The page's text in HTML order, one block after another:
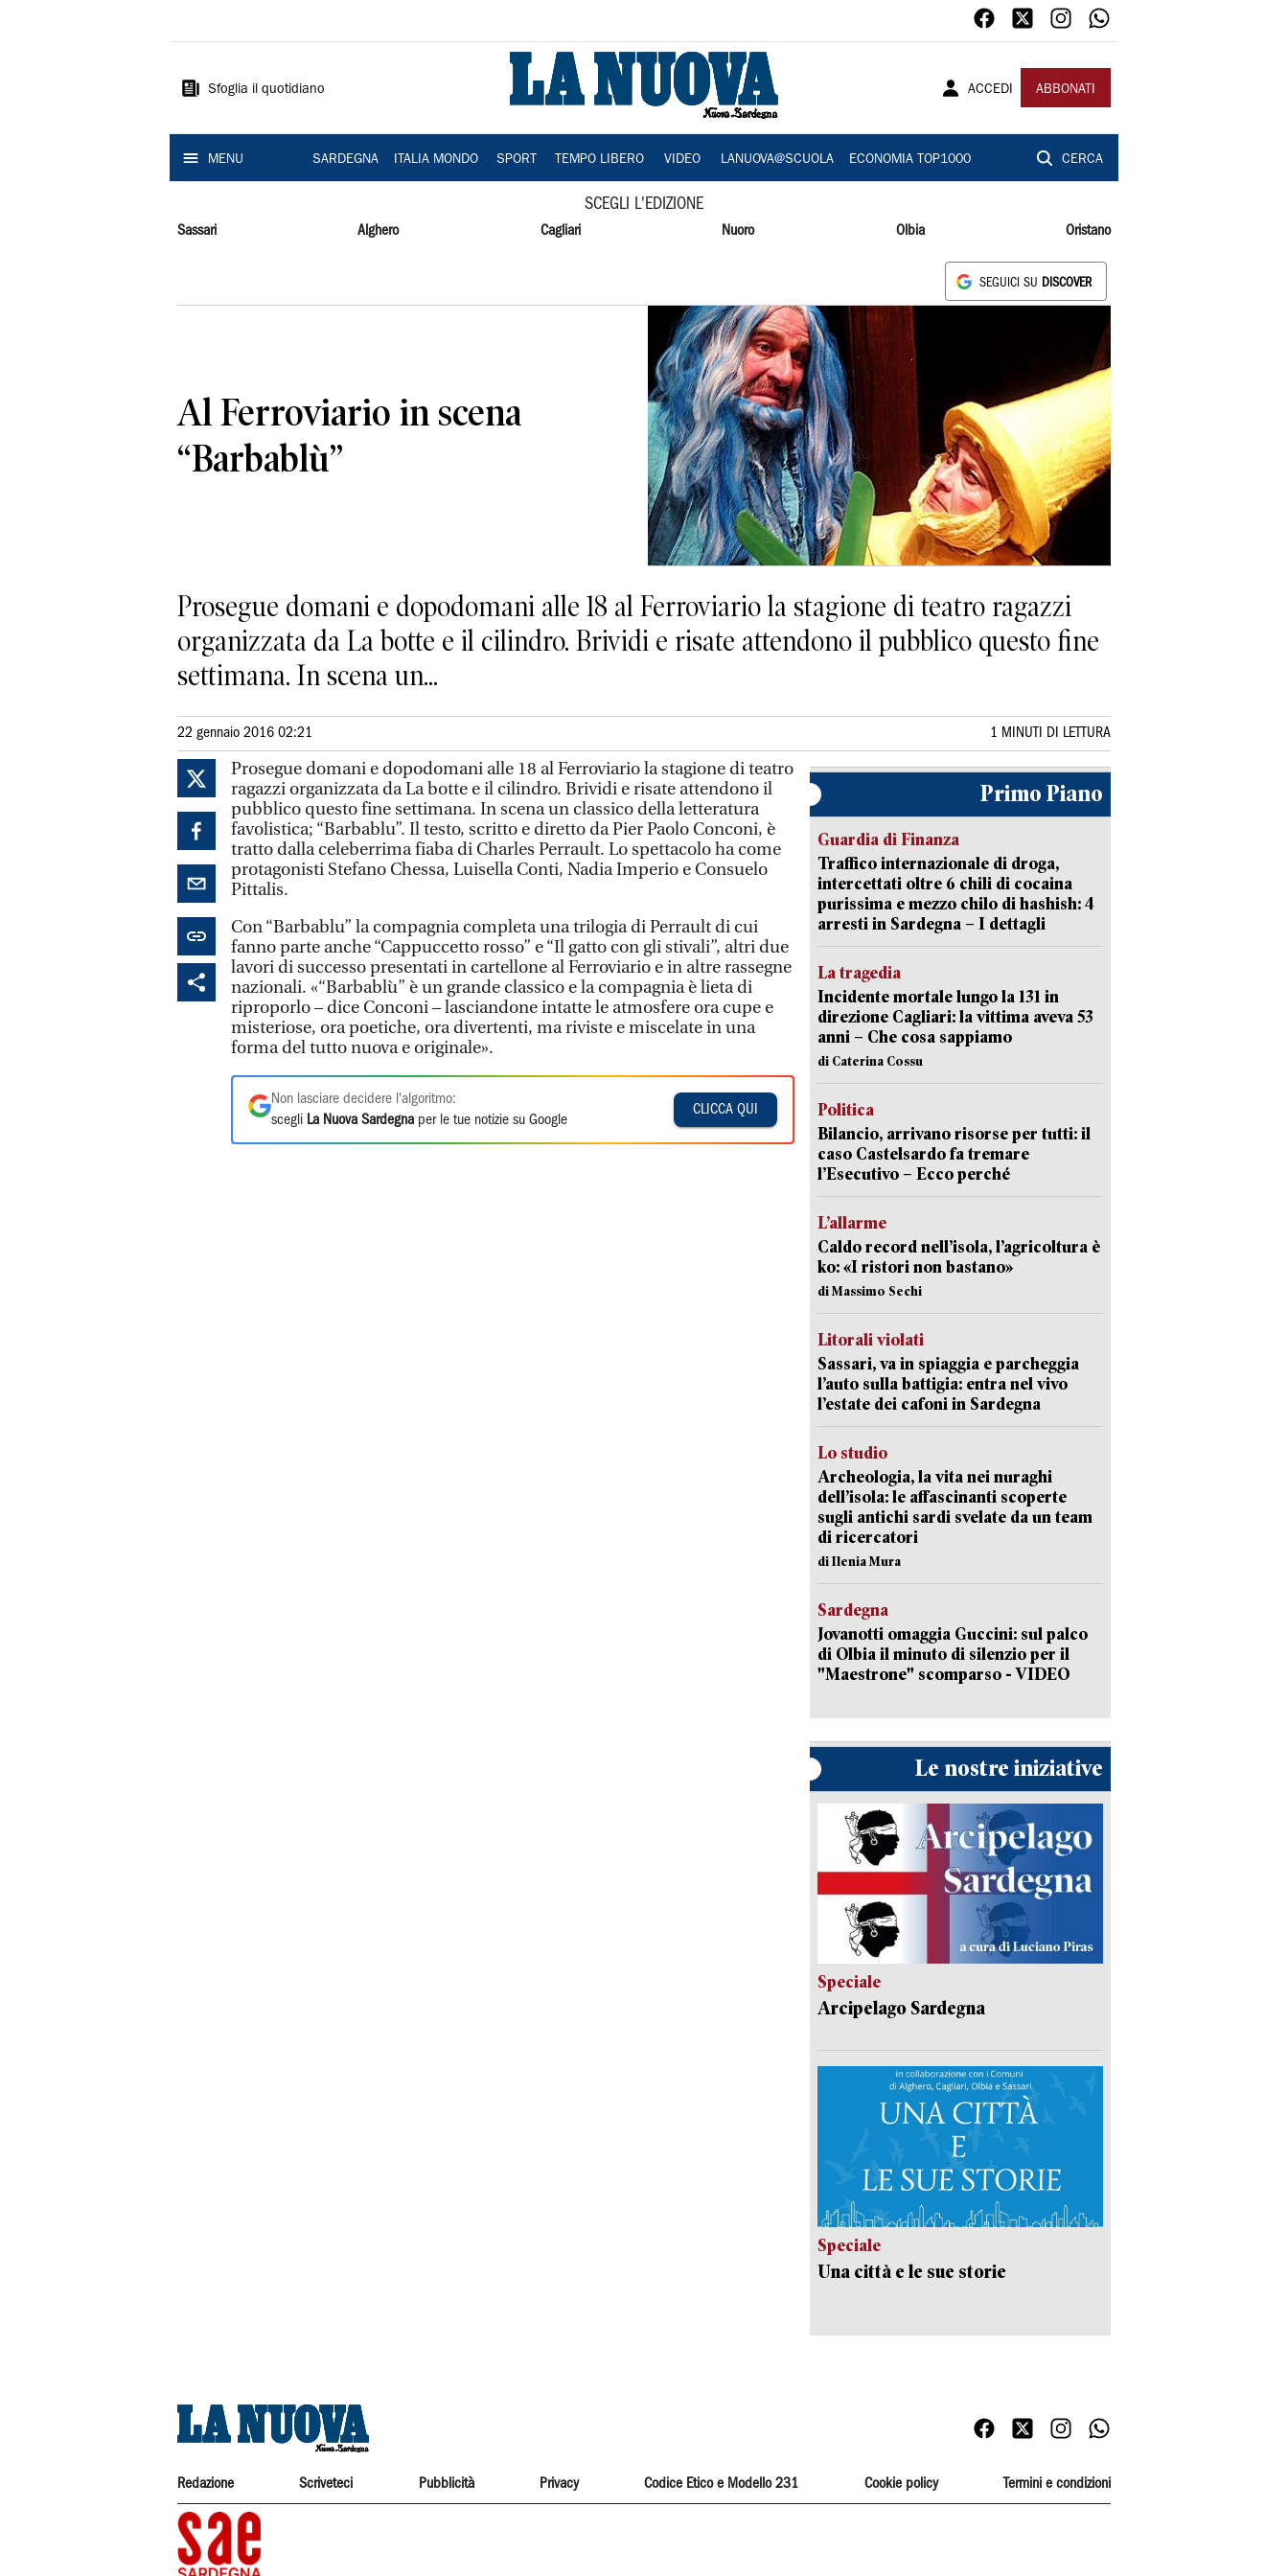
Sardegna
Sfoglia il quotidiano ACCEDI ABBONATI
MENU SARDEGNA ITALIA MONDO SPORT TEMPO LIBERO VIDEO LANUOVA@SCUOLA ECONOMIA TOP1000 CERCA
SCEGLI L'EDIZIONE
Sassari Alghero Cagliari Nuoro Olbia Oristano
SEGUICI SU DISCOVER
Al Ferroviario in scena
“Barbablù”
Prosegue domani e dopodomani alle 18 al Ferroviario la stagione di teatro ragazzi
organizzata da La botte e il cilindro. Brividi e risate attendono il pubblico questo fine
settimana. In scena un...
22 gennaio 2016 02:21 1 MINUTI DI LETTURA
Prosegue domani e dopodomani alle 18 al Ferroviario la stagione di teatro
ragazzi organizzata da La botte e il cilindro. Brividi e risate attendono il
pubblico questo fine settimana. In scena un classico della letteratura
favolistica; “Barbablu”. Il testo, scritto e diretto da Pier Paolo Conconi, è
tratto dalla celeberrima fiaba di Charles Perrault. Lo spettacolo ha come
protagonisti Stefano Chessa, Luisella Conti, Nadia Imperio e Consuelo
Pittalis.
Con “Barbablu” la compagnia completa una trilogia di Perrault di cui
fanno parte anche “Cappuccetto rosso” e “Il gatto con gli stivali”, altri due
lavori di successo presentati in cartellone al Ferroviario e in altre rassegne
nazionali. «“Barbablù” è un grande classico e la compagnia è lieta di
riproporlo – dice Conconi – lasciandone intatte le atmosfere ora cupe e
misteriose, ora poetiche, ora divertenti, ma riviste e miscelate in una
forma del tutto nuova e originale».
Non lasciare decidere l'algoritmo:
scegli La Nuova Sardegna per le tue notizie su Google
CLICCA QUI
Primo Piano
Guardia di Finanza
Traffico internazionale di droga,
intercettati oltre 6 chili di cocaina
purissima e mezzo chilo di hashish: 4
arresti in Sardegna – I dettagli
La tragedia
Incidente mortale lungo la 131 in
direzione Cagliari: la vittima aveva 53
anni – Che cosa sappiamo
di Caterina Cossu
Politica
Bilancio, arrivano risorse per tutti: il
caso Castelsardo fa tremare
l’Esecutivo – Ecco perché
L’allarme
Caldo record nell’isola, l’agricoltura è
ko: «I ristori non bastano»
di Massimo Sechi
Litorali violati
Sassari, va in spiaggia e parcheggia
l’auto sulla battigia: entra nel vivo
l’estate dei cafoni in Sardegna
Lo studio
Archeologia, la vita nei nuraghi
dell’isola: le affascinanti scoperte
sugli antichi sardi svelate da un team
di ricercatori
di Ilenia Mura
Sardegna
Jovanotti omaggia Guccini: sul palco
di Olbia il minuto di silenzio per il
"Maestrone" scomparso - VIDEO
Le nostre iniziative
Speciale
Arcipelago Sardegna
Speciale
Una città e le sue storie
Redazione Scriveteci Pubblicità Privacy Codice Etico e Modello 231 Cookie policy Termini e condizioni